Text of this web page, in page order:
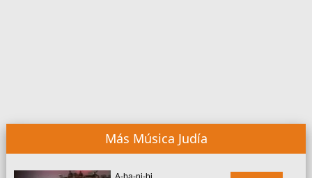
Más Música Judía